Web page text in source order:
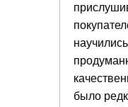
было